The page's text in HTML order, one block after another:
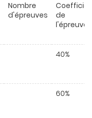
Nombre
d'épreuves
de
l'épreuve
40%
60%